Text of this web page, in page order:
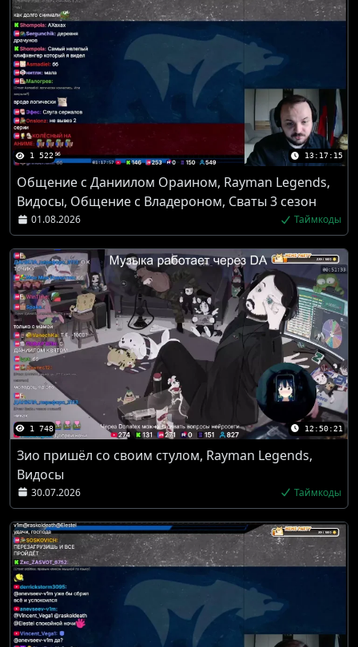
1 522 13:17:15
Общение с Даниилом Ораином, Rayman Legends,
Видосы, Общение с Владероном, Сваты 3 сезон
01.08.2026 Таймкоды
1 748 12:50:21
Зио пришёл со своим стулом, Rayman Legends,
Видосы
30.07.2026 Таймкоды